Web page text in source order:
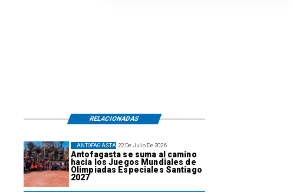
22 De Julio De 2026
Antofagasta se suma al camino
hacia los Juegos Mundiales de
Olimpiadas Especiales Santiago
2027
ANTOFAGASTA
RELACIONADAS